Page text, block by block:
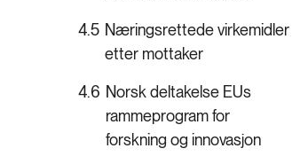
4.5 Næringsrettede virkemidler
etter mottaker
4.6 Norsk deltakelse EUs
rammeprogram for
forskning og innovasjon